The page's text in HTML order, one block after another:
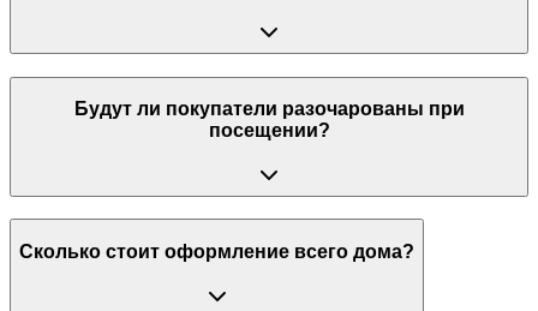
Будут ли покупатели разочарованы при
посещении?
Сколько стоит оформление всего дома?